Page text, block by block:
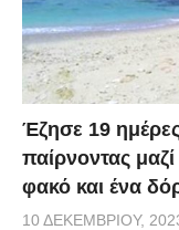
Έζησε 19
παίρνοντας
φακό και ένα
10 ΔΕΚΕΜΒΡΊΟΥ,